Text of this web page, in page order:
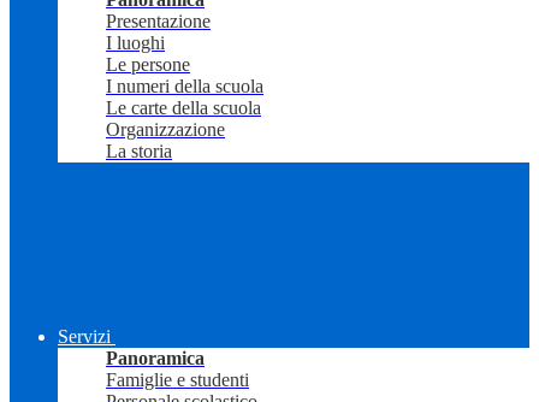
Presentazione
I luoghi
Le persone
I numeri della scuola
Le carte della scuola
Organizzazione
La storia
Servizi
Panoramica
Famiglie e studenti